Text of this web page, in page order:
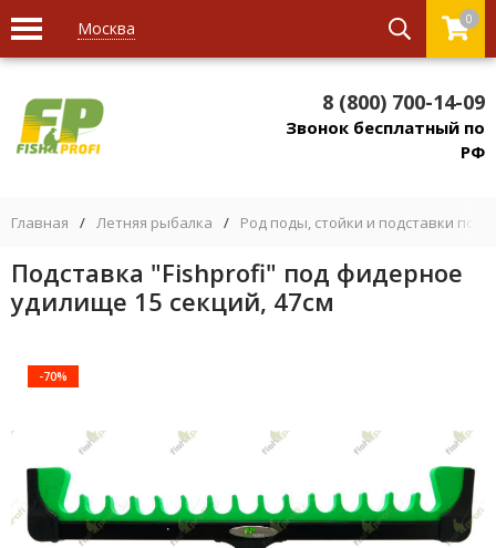
Москва 0
8 (800) 700-14-09
Звонок бесплатный по
РФ
Главная / Летняя рыбалка / Род поды, стойки и подставки под
Подставка "Fishprofi" под фидерное
удилище 15 секций, 47см
-70%